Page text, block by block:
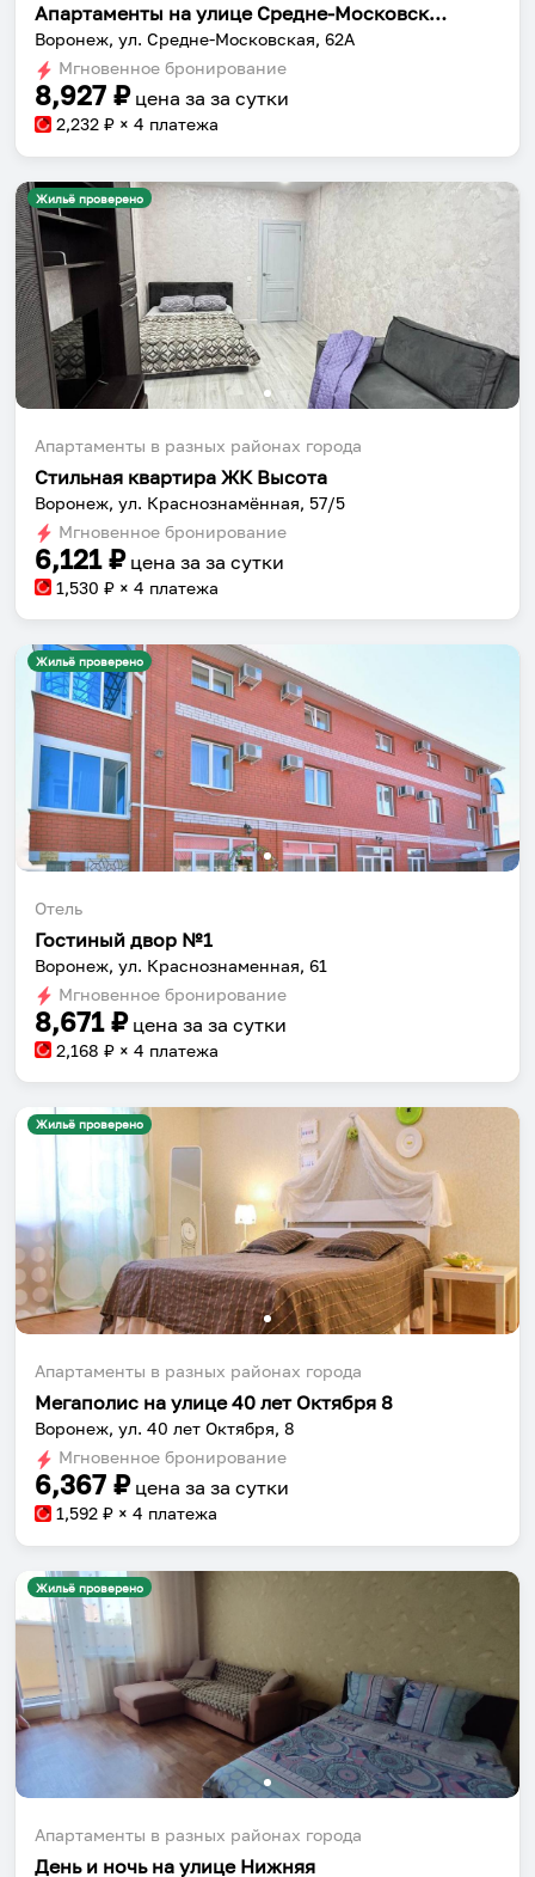
Апартаменты на улице Средне-Московская 62А
Воронеж, ул. Средне-Московская, 62А
Мгновенное бронирование
8,927 ₽ цена за за сутки
2,232 ₽ × 4 платежа
Жильё проверено
Апартаменты в разных районах города
Стильная квартира ЖК Высота
Воронеж, ул. Краснознамённая, 57/5
Мгновенное бронирование
6,121₽ цена за за сутки
1,530 ₽ × 4 платежа
Жильё проверено
Отель
Гостиный двор №1
Воронеж, ул. Краснознаменная, 61
Мгновенное бронирование
8,671₽ цена за за сутки
2,168 ₽ × 4 платежа
Жильё проверено
Апартаменты в разных районах города
Мегаполис на улице 40 лет Октября 8
Воронеж, ул. 40 лет Октября, 8
Мгновенное бронирование
6,367 ₽ цена за за сутки
1,592 ₽ × 4 платежа
Жильё проверено
Апартаменты в разных районах города
День и ночь на улице Нижняя